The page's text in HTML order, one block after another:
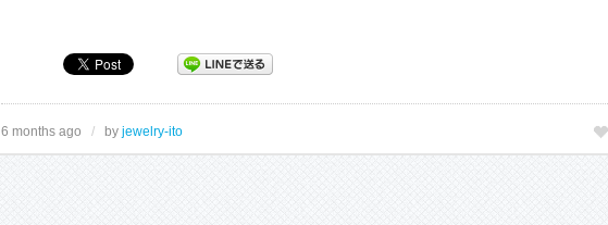
6 months ago / by jewelry-ito